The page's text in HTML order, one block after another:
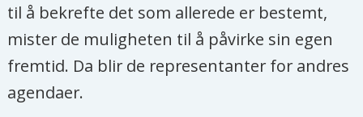
til å bekrefte det som allerede er bestemt,
mister de muligheten til å påvirke sin egen
fremtid. Da blir de representanter for andres
agendaer.